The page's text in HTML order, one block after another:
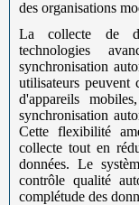
des organisations
La collecte de
technologies
synchronisation
utilisateurs peuvent
d'appareils
synchronisation
Cette flexibilité
collecte tout en
données. Le
contrôle qualité
complétude des